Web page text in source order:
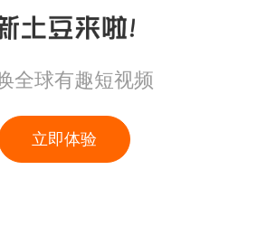
全球有趣短视频
立即体验